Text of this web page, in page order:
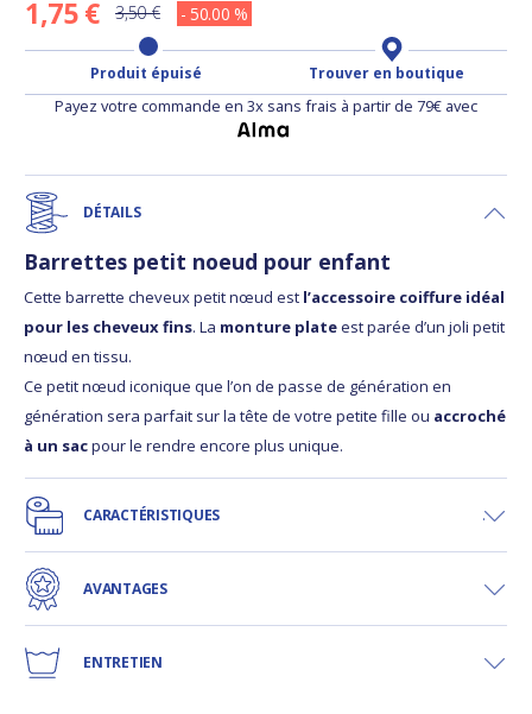
1,75 € 3,50 € - 50.00 %
Produit épuisé Trouver en boutique
Payez votre commande en 3x sans frais à partir de 79€ avec
DÉTAILS
Barrettes petit noeud pour enfant
Cette barrette cheveux petit nœud est l’accessoire coiffure idéal
pour les cheveux fins. La monture plateest parée d’un joli petit
nœud en tissu.
Ce petit nœud iconique que l’on de passe de génération en
génération sera parfait sur la tête de votre petite fille ou accroché
à un sacpour le rendre encore plus unique.
CARACTÉRISTIQUES
AVANTAGES
ENTRETIEN